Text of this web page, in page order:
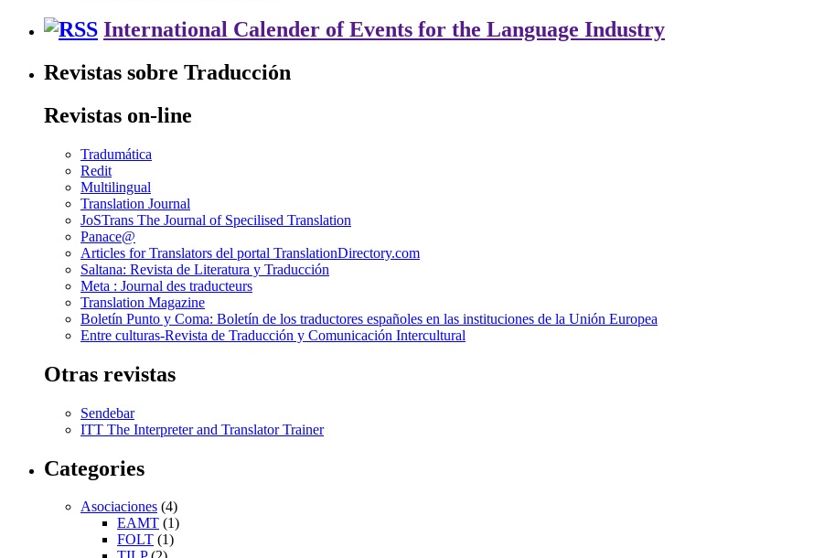
International Calender of Events for the Language Industry
Revistas sobre Traducción
Revistas on-line
Tradumática
Redit
Multilingual
Translation Journal
JoSTrans The Journal of Specilised Translation
Panace@
Articles for Translators del portal TranslationDirectory.com
Saltana: Revista de Literatura y Traducción
Meta : Journal des traducteurs
Translation Magazine
Boletín Punto y Coma: Boletín de los traductores españoles en las instituciones de la Unión Europea
Entre culturas-Revista de Traducción y Comunicación Intercultural
Otras revistas
Sendebar
ITT The Interpreter and Translator Trainer
Categories
Asociaciones (4)
EAMT (1)
FOLT (1)